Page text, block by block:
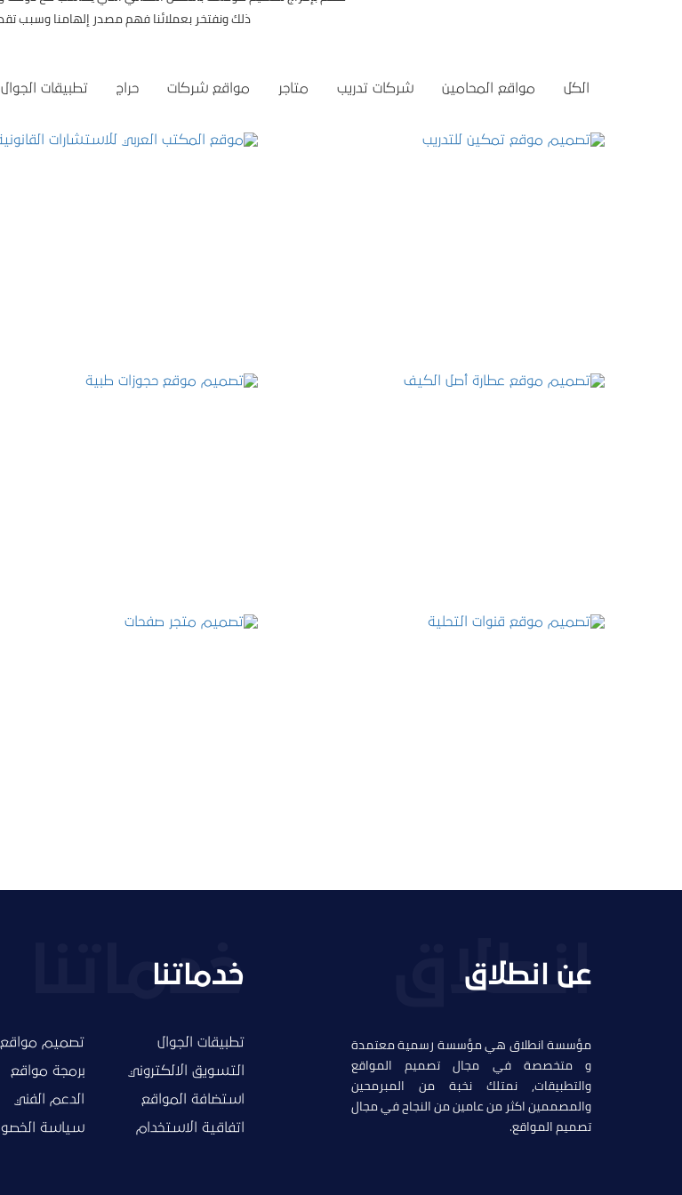
ذلك ونفتخر بعملائنا فهم مصدر إلهامنا وسبب
الكل مواقع المحامين شركات تدريب متاجر مواقع شركات حراج تطبيقات الجوال
عن انطلاق
مؤسسة انطلاق هي مؤسسة رسمية معتمدة
و متخصصة في مجال تصميم المواقع
والتطبيقات, نمتلك نخبة من المبرمحين
والمصممين اكثر من عامين من النجاح في مجال
تصميم المواقع.
خدماتنا
تطبيقات الجوال تصميم مواقع
التسويق الالكتروني برمجة مواقع
استضافة المواقع الدعم الفني
اتفاقية الاستخدام سياسة